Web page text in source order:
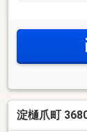
淀樋爪町